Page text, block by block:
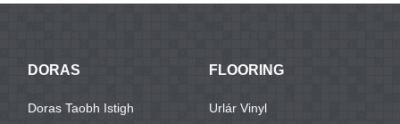
DORAS
Doras Taobh Istigh
FLOORING
Urlár Vinyl